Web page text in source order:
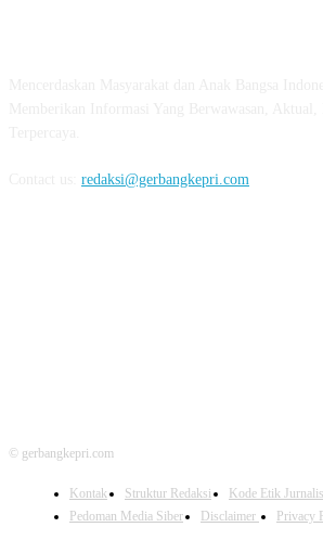
redaksi@gerbangkepri.com
© gerbangkepri.com
Kontak Struktur Redaksi
Kode Etik
Pedoman Media Siber
Disclaimer Privacy